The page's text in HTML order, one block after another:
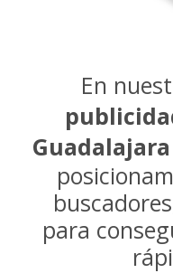
En
Guadalajara
para